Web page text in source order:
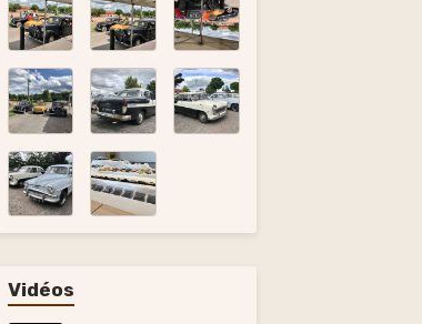
Vidéos